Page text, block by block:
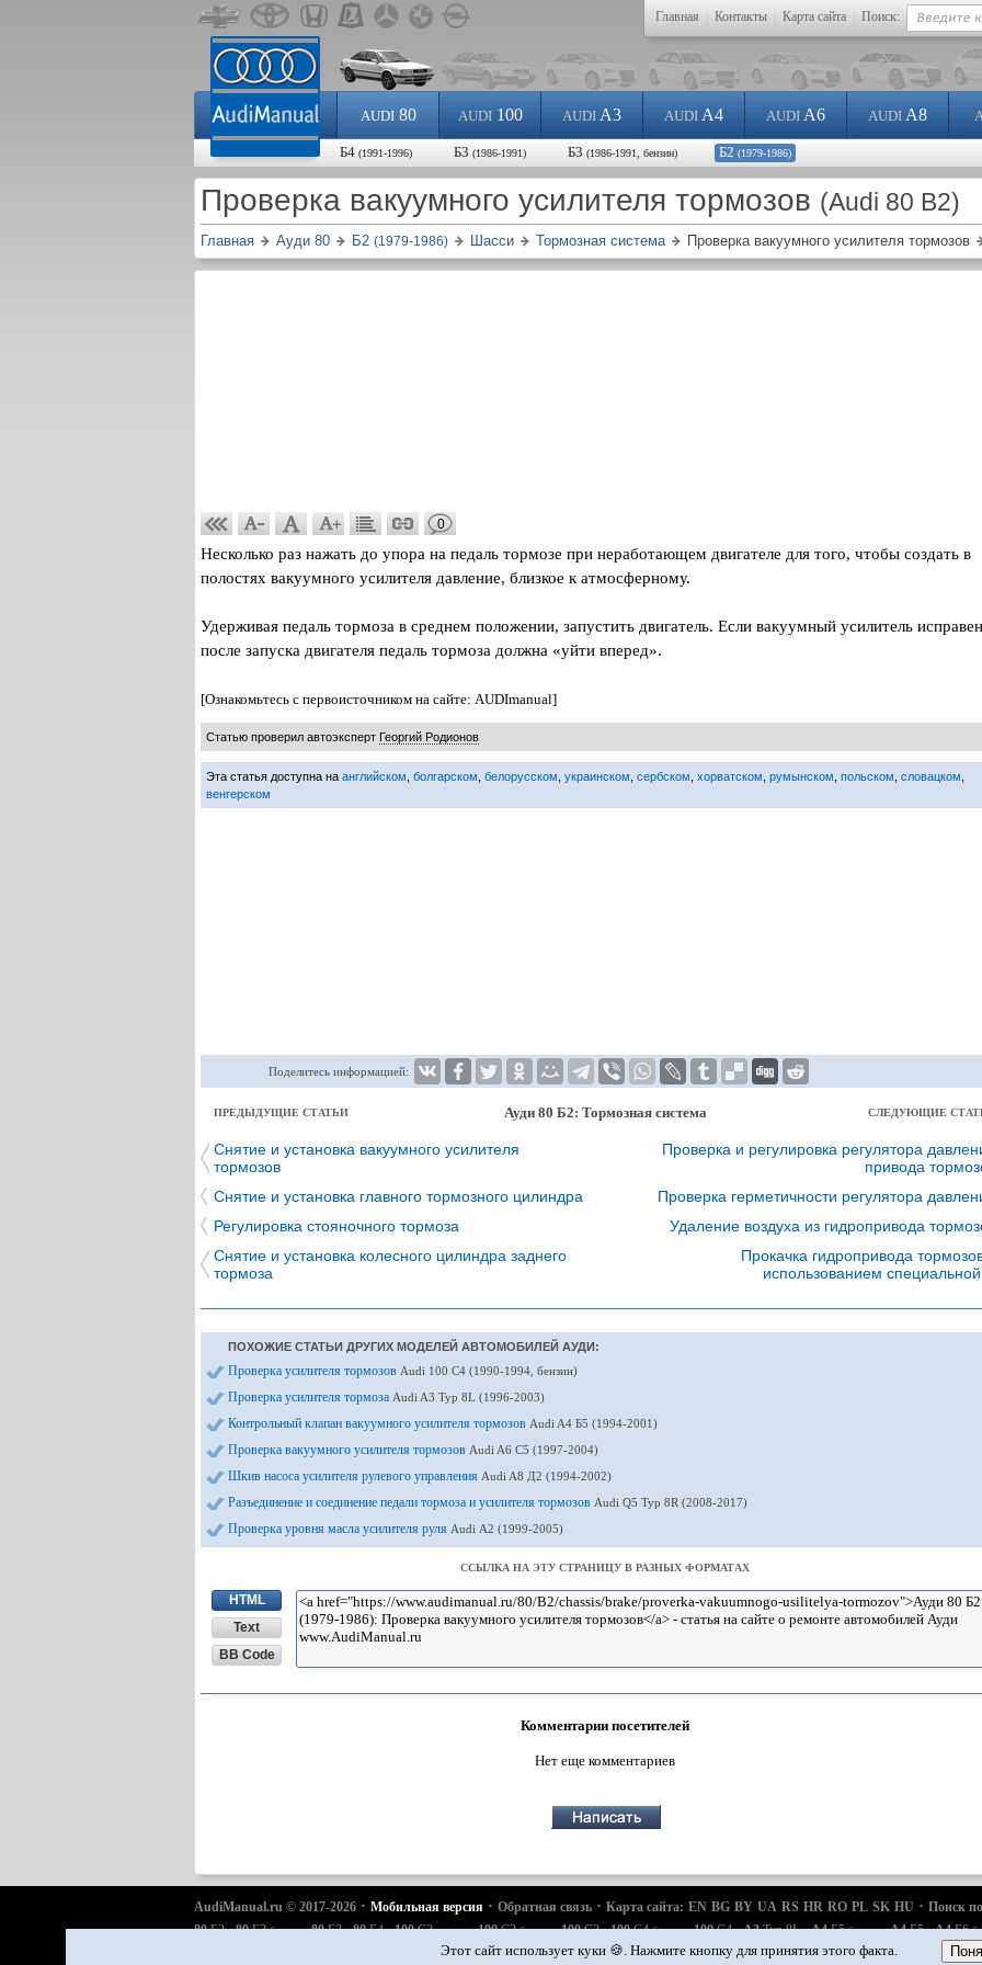
Главная Контакты Карта сайта Поиск:
AUDI80 AUDI100 AUDI A3 AUDI A4 AUDI A6 AUDI A8
Б4 (1991-1996) Б3 (1986-1991) Б3 (1986-1991, бензин) Б2 (1979-1986)
Проверка вакуумного усилителя тормозов (Audi 80 B2)
Главная Ауди 80 Б2 (1979-1986) Шасси Тормозная система Проверка вакуумного усилителя тормозов
0
Несколько раз нажать до упора на педаль тормозе при неработающем двигателе для того, чтобы создать в
полостях вакуумного усилителя давление, близкое к атмосферному.
Удерживая педаль тормоза в среднем положении, запустить двигатель. Если вакуумный усилитель
после запуска двигателя педаль тормоза должна «уйти вперед».
[Ознакомьтесь с первоисточником на сайте: AUDImanual]
Статью проверил автоэксперт Георгий Родионов
Эта статья доступна на английском болгарском белорусском украинском сербском хорватском румынском польском словацком
венгерском
Поделитесь информацией:
ПРЕДЫДУЩИЕ СТАТЬИ Ауди 80 Б2: Тормозная система СЛЕДУЮЩИЕ
Снятие и установка вакуумного усилителя
тормозов
Снятие и установка главного тормозного цилиндра
Регулировка стояночного тормоза
Снятие и установка колесного цилиндра заднего
тормоза
Проверка и регулировка регулятора
привода
Проверка герметичности регулятора
Удаление воздуха из гидропривода
Прокачка гидропривода
использованием
ПОХОЖИЕ СТАТЬИ ДРУГИХ МОДЕЛЕЙ АВТОМОБИЛЕЙ АУДИ:
Проверка усилителя тормозов Audi 100 С4 (1990-1994, бензин)
Проверка усилителя тормоза Audi A3 Typ 8L (1996-2003)
Контрольный клапан вакуумного усилителя тормозов Audi A4 Б5 (1994-2001)
Проверка вакуумного усилителя тормозов Audi A6 С5 (1997-2004)
Шкив насоса усилителя рулевого управления Audi A8 Д2 (1994-2002)
Разъединение и соединение педали тормоза и усилителя тормозов Audi Q5 Typ 8R (2008-2017)
Проверка уровня масла усилителя руля Audi А2 (1999-2005)
ССЫЛКА НА ЭТУ СТРАНИЦУ В РАЗНЫХ ФОРМАТАХ
HTML
Text
BB Code
Комментарии посетителей
Нет еще комментариев
AudiManual.ru © 2017-2026 · Мобильная версия · Обратная связь · Карта сайта: EN BG BY UA RS HR RO PL SK HU · Поиск
80Б2·80Б3бензин·80Б3·80Б4·100С3дизель·100С3бензин·100С3·100С4бензин·100С4·A3Typ 8L·A4Б5бензин·A4Б5·A4Б6
Q5 Typ 8R·Q7 Typ 4L·AudiА2·Автомобильные новости·Устройство и ремонт авто
Этот сайт использует куки 🍪. Нажмите кнопку для принятия этого факта.